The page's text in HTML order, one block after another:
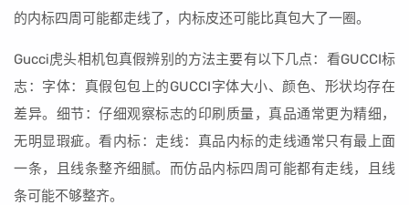
的内标四周可能都走线了，内标皮还可能比真包大了一圈。
Gucci虎头相机包真假辨别的方法主要有以下几点：看GUCCI标
志：字体：真假包包上的GUCCI字体大小、颜色、形状均存在
差异。细节：仔细观察标志的印刷质量，真品通常更为精细，
无明显瑕疵。看内标：走线：真品内标的走线通常只有最上面
一条，且线条整齐细腻。而仿品内标四周可能都有走线，且线
条可能不够整齐。